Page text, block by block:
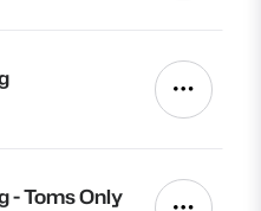
Autres
- Toms Only